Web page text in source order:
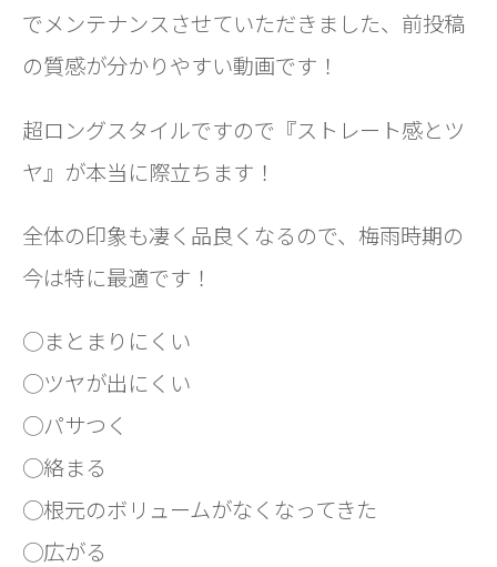
でメンテナンスさせていただきました、前投稿
の質感が分かりやすい動画です！
超ロングスタイルですので『ストレート感とツ
ヤ』が本当に際立ちます！
全体の印象も凄く品良くなるので、梅雨時期の
今は特に最適です！
◯まとまりにくい
◯ツヤが出にくい
◯パサつく
◯絡まる
◯根元のボリュームがなくなってきた
◯広がる